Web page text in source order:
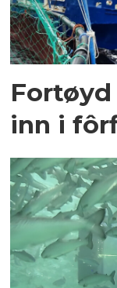
inn i